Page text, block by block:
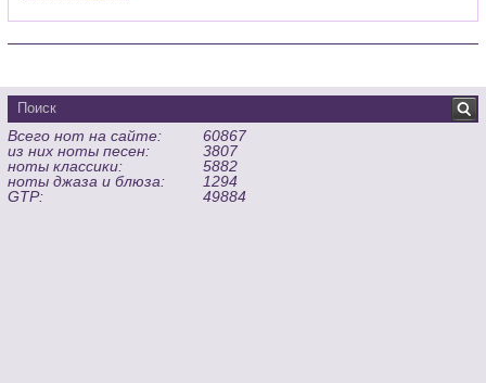
Всего нот на сайте:
60867
из них ноты песен:
3807
ноты классики:
5882
ноты джаза и блюза:
1294
GTP:
49884